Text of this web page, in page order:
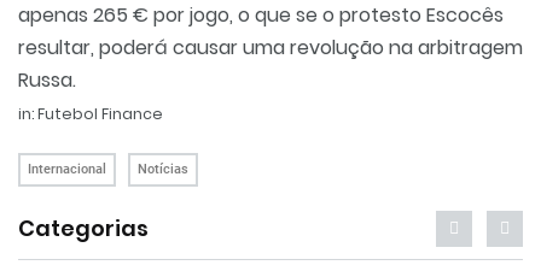
apenas 265 € por jogo, o que se o protesto Escocês
resultar, poderá causar uma revolução na arbitragem
Russa.
in: Futebol Finance
Internacional Notícias
Categorias